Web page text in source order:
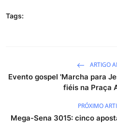
Tags:
ARTIGO
Evento gospel 'Marcha para
fiéis na Praça
PRÓXIMO
Mega-Sena 3015: cinco